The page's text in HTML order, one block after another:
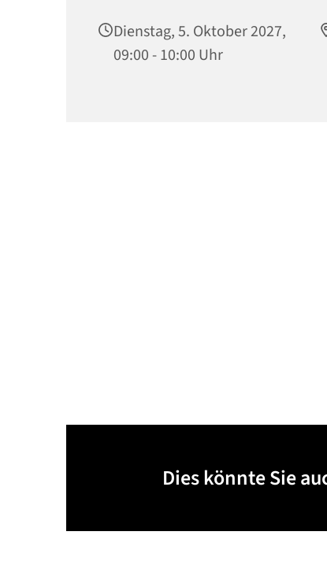
Dienstag, 5. Oktober 2027,
09:00 - 10:00 Uhr
Dies könnte Sie